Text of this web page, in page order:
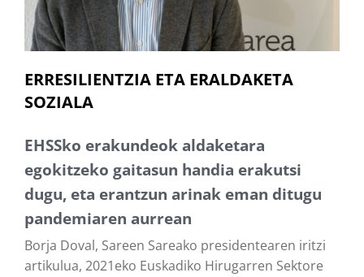
ERRESILIENTZIA ETA ERALDAKETA
SOZIALA
EHSSko erakundeok aldaketara
egokitzeko gaitasun handia erakutsi
dugu, eta erantzun arinak eman ditugu
pandemiaren aurrean
Borja Doval, Sareen Sareako presidentearen iritzi
artikulua, 2021eko Euskadiko Hirugarren Sektore